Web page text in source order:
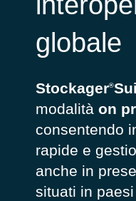
globale
Stockager®
modalità on
consentendo
rapide e
anche in
situati in